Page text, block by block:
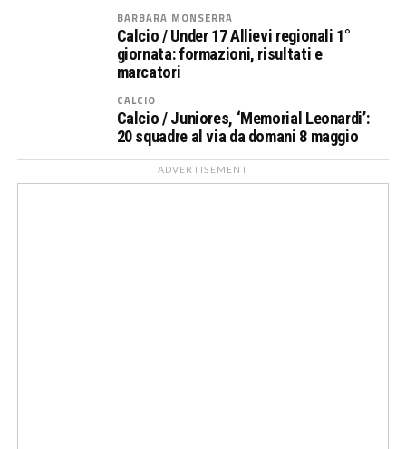
BARBARA MONSERRA
Calcio / Under 17 Allievi regionali 1°
giornata: formazioni, risultati e
marcatori
CALCIO
Calcio / Juniores, ‘Memorial Leonardi’:
20 squadre al via da domani 8 maggio
ADVERTISEMENT